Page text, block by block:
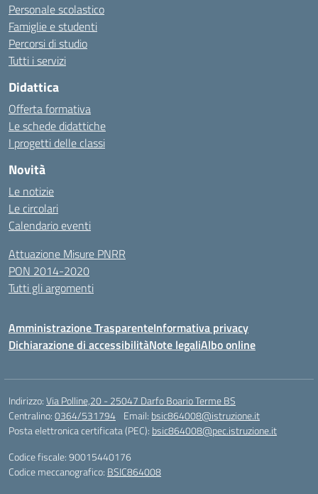
Personale scolastico
Famiglie e studenti
Percorsi di studio
Tutti i servizi
Didattica
Offerta formativa
Le schede didattiche
I progetti delle classi
Novità
Le notizie
Le circolari
Calendario eventi
Attuazione Misure PNRR
PON 2014-2020
Tutti gli argomenti
Amministrazione TrasparenteInformativa privacy
Dichiarazione di accessibilitàNote legaliAlbo online
Indirizzo:Via Polline,20 - 25047 Darfo Boario Terme BS
Centralino:0364/531794 Email: bsic864008@istruzione.it
Posta elettronica certificata (PEC): bsic864008@pec.istruzione.it
Codice fiscale: 90015440176
Codice meccanografico: BSIC864008